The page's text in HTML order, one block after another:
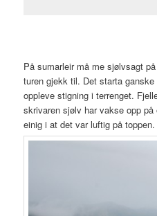
På sumarleir må me sjølvsagt
turen gjekk til. Det starta
oppleve stigning i terrenget.
skrivaren sjølv har vakse opp
einig i at det var luftig på toppen.